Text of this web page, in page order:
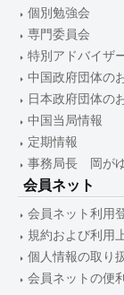
個別勉強会
専門委員会
特別アドバイザ
中国政府団体の
日本政府団体の
中国当局情報
定期情報
事務局長 岡が
会員ネット
会員ネット利用
規約および利用
個人情報の取り
会員ネットの便